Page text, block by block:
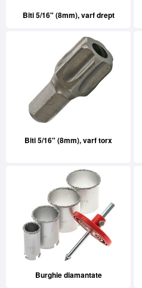
Biti 5/16" (8mm), varf drept
Biti 5/16" (8mm), varf torx
Burghie diamantate